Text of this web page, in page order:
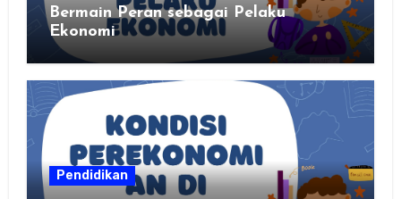
Bermain Peran sebagai Pelaku
Ekonomi
Pendidikan